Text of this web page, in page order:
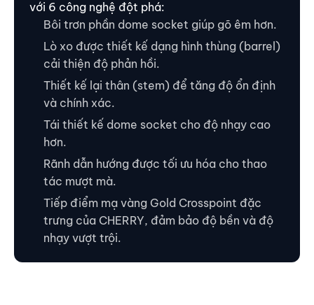
với 6 công nghệ đột phá:
Bôi trơn phần dome socket giúp gõ êm hơn.
Lò xo được thiết kế dạng hình thùng (barrel)
cải thiện độ phản hồi.
Thiết kế lại thân (stem) để tăng độ ổn định
và chính xác.
Tái thiết kế dome socket cho độ nhạy cao
hơn.
Rãnh dẫn hướng được tối ưu hóa cho thao
tác mượt mà.
Tiếp điểm mạ vàng Gold Crosspoint đặc
trưng của CHERRY, đảm bảo độ bền và độ
nhạy vượt trội.